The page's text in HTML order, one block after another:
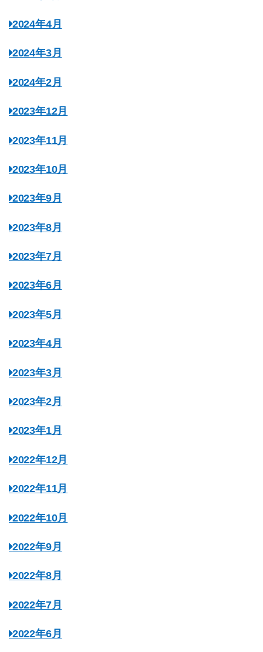
2024年4月
2024年3月
2024年2月
2023年12月
2023年11月
2023年10月
2023年9月
2023年8月
2023年7月
2023年6月
2023年5月
2023年4月
2023年3月
2023年2月
2023年1月
2022年12月
2022年11月
2022年10月
2022年9月
2022年8月
2022年7月
2022年6月